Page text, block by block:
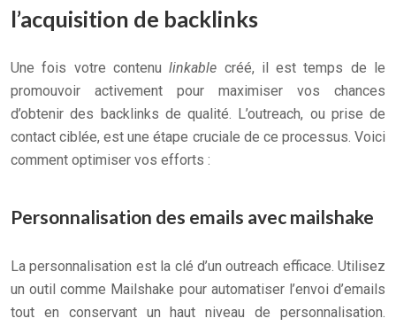
l’acquisition de backlinks
Une fois votre contenulinkable créé, il est temps de le
promouvoir activement pour maximiser vos chances
d’obtenir des backlinks de qualité. L’outreach, ou prise de
contact ciblée, est une étape cruciale de ce processus. Voici
comment optimiser vos efforts :
Personnalisation des emails avec mailshake
La personnalisation est la clé d’un outreach efficace. Utilisez
un outil comme Mailshake pour automatiser l’envoi d’emails
tout en conservant un haut niveau de personnalisation.